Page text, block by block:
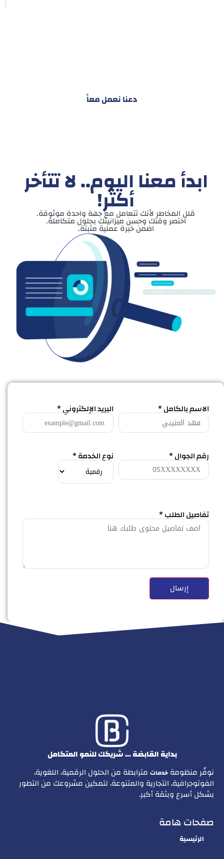
دعنا نعمل معاً
ابدأ معنا اليوم.. لا تتأخر
أكثر!
قلل المخاطر لأنك تتعامل مع جهة واحدة موثوقة.
اختصر وقتك وحسن ميزانيتك بحلول متكاملة.
اضمن خبرة عملية مثبتة.
الاسم بالكامل * البريد الإلكتروني *
رقم الجوال * نوع الخدمة *
تفاصيل الطلب *
بداية القابضة … شريكك للنمو المتكامل
نوفّر منظومة خدمات مترابطة من الحلول الرقمية، اللغوية،
الفوتوجرافية، التجارية والمتنوعة، لتمكين مشروعك من التطور
بشكل أسرع وبثقة أكبر.
صفحات هامة
الرئيسية